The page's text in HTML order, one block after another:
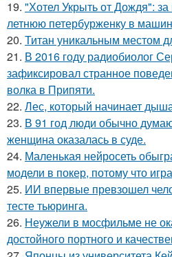
19. "Хотел Укрыть от Дождя":
летнюю петербурженку в
20. Титан уникальным местом
21. В 2016 году радиобиолог
зафиксировал странное
волка в Припяти.
22. Лес, который начинает
23. В 91 год люди обычно
женщина оказалась в суде.
24. Маленькая нейросеть
модели в покер, потому что
25. ИИ впервые превзошел
тесте тьюринга.
26. Неужели в мосфильме не
достойного портного и